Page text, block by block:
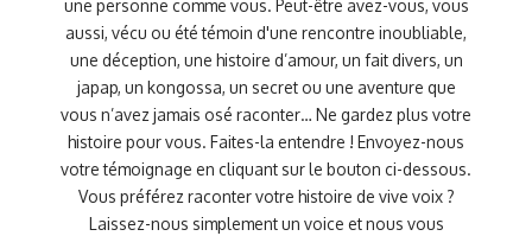
une personne comme vous. Peut-être avez-vous, vous
aussi, vécu ou été témoin d'une rencontre inoubliable,
une déception, une histoire d’amour, un fait divers, un
japap, un kongossa, un secret ou une aventure que
vous n’avez jamais osé raconter… Ne gardez plus votre
histoire pour vous. Faites-la entendre ! Envoyez-nous
votre témoignage en cliquant sur le bouton ci-dessous.
Vous préférez raconter votre histoire de vive voix ?
Laissez-nous simplement un voice et nous vous